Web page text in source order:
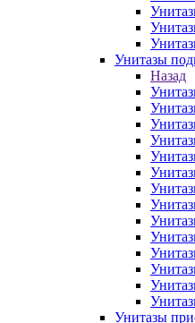
Унитазы
Назад
Унитазы